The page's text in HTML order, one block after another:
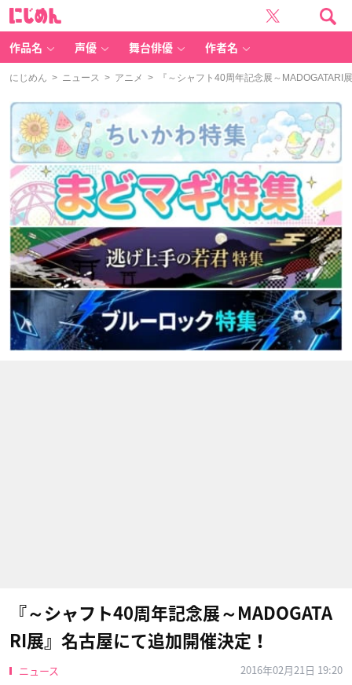
作品名 声優 舞台俳優 作者名
にじめん > ニュース > アニメ > 『～シャフト40周年記念展～MADOGATARI
『～シャフト40周年記念展～MADOGATA
RI展』名古屋にて追加開催決定！
ニュース 2016年02月21日 19:20